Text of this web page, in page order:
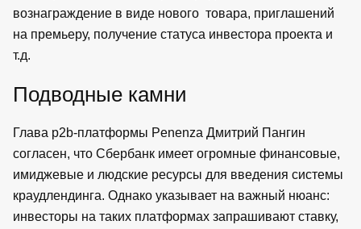
вознаграждение в виде нового товара, приглашений
на премьеру, получение статуса инвестора проекта и
т.д.
Подводные камни
Глава p2b-платформы Penenza Дмитрий Пангин
согласен, что Сбербанк имеет огромные финансовые,
имиджевые и людские ресурсы для введения системы
краудлендинга. Однако указывает на важный нюанс:
инвесторы на таких платформах запрашивают ставку,